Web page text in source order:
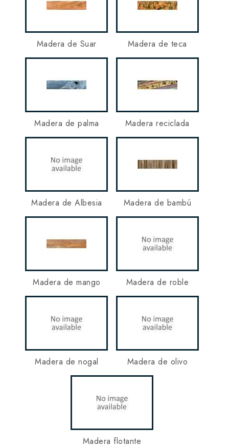
Madera de Suar Madera de teca
Madera de palma Madera reciclada
Madera de Albesia Madera de bambú
Madera de mango Madera de roble
Madera de nogal Madera de olivo
Madera flotante